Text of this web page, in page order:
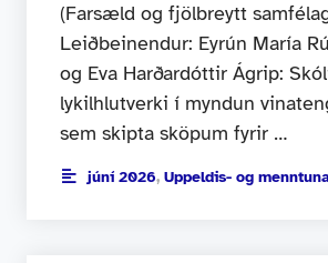
(Farsæld og fjölbreytt
Leiðbeinendur: Eyrún María
og Eva Harðardóttir Ágrip:
lykilhlutverki í myndun
sem skipta sköpum fyrir …
júní 2026, Uppeldis- og